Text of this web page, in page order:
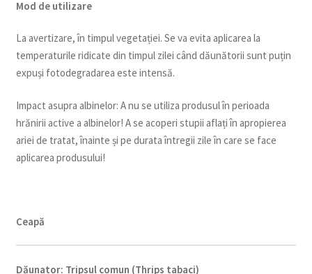
Mod de utilizare
La avertizare, în timpul vegetației. Se va evita aplicarea la
temperaturile ridicate din timpul zilei când dăunătorii sunt puțin
expuși fotodegradarea este intensă.
Impact asupra albinelor: A nu se utiliza produsul în perioada
hrănirii active a albinelor! A se acoperi stupii aflați în apropierea
ariei de tratat, înainte și pe durata întregii zile în care se face
aplicarea produsului!
Ceapă
Dăunator: Tripsul comun (Thrips tabaci)